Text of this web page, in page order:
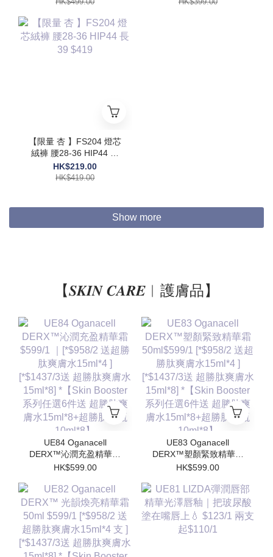
【限量 杏 】FS204 燈芯
絨褲 腰28-36 HIP44 長
39 $419
HK$219.00
HK$419.00
Show more
【𝑺𝑲𝑰𝑵 𝑪𝑨𝑹𝑬︱護膚品】
UE84 Oganacell
DERX™沁潤充盈精華霜
$599/1 ｜[*$958/2 送超
[*$1437/3送 超勝肽爽膚
水15ml*8] *【Skin
Booster 系列任選6件送
超勝肽爽膚水15ml*8+超
勝肽安瓶10ml*8】
HK$599.00
UE83 Oganacell
DERX™塑顏緊致精華霜
50ml$599/1 [*$958/2 送
[*$1437/3送 超勝肽爽膚
水15ml*8] *【Skin
Booster 系列任選6件送
超勝肽爽膚水15ml*8+超
勝肽安瓶10ml*8】
HK$599.00